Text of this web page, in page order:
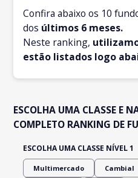
Confira abaixo os 10
dos últimos 6 meses.
Neste ranking,
estão listados logo
ESCOLHA UMA CLASSE E
COMPLETO RANKING DE
ESCOLHA UMA CLASSE NÍVEL 1
Multimercado Cambial